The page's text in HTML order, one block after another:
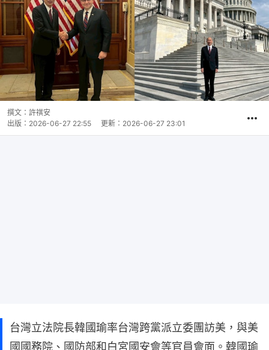
撰文： 許祺安
出版： 2026-06-27 22:55 更新： 2026-06-27 23:01
台灣立法院長韓國瑜率台灣跨黨派立委團訪美，與美
國國務院、國防部和白宮國安會等官員會面。韓國瑜